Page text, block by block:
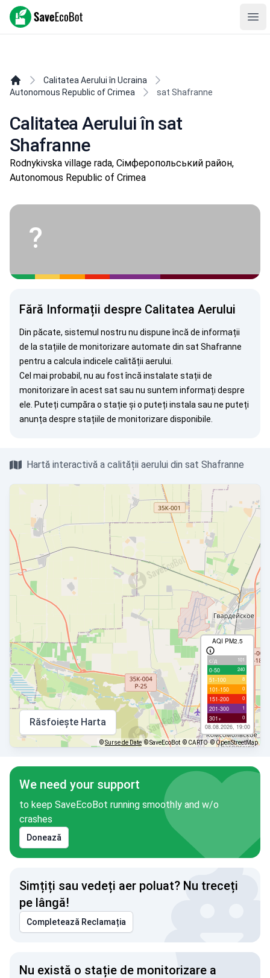
SaveEcoBot
Calitatea Aerului în Ucraina
Autonomous Republic of Crimea
sat Shafranne
Calitatea Aerului în sat
Shafranne
Rodnykivska village rada, Сімферопольський район,
Autonomous Republic of Crimea
?
Fără Informații despre Calitatea Aerului
Din păcate, sistemul nostru nu dispune încă de informații
de la stațiile de monitorizare automate din sat Shafranne
pentru a calcula indicele calității aerului.
Cel mai probabil, nu au fost încă instalate stații de
monitorizare în acest sat sau nu suntem informați despre
ele. Puteți cumpăra o stație și o puteți instala sau ne puteți
anunța despre stațiile de monitorizare disponibile.
Hartă interactivă a calității aerului din sat Shafranne
AQI PM2.5
с/д 101
0-50 240
51-100 8
101-150 0
151-200 0
201-300 1
301+ 0
08.08.2026, 19:00
Răsfoiește Harta
©Surse de Date © SaveEcoBot © CARTO © OpenStreetMap
We need your support
to keep SaveEcoBot running smoothly and w/o
crashes
Donează
Simțiți sau vedeți aer poluat? Nu treceți
pe lângă!
Completează Reclamația
Nu există o stație de monitorizare a